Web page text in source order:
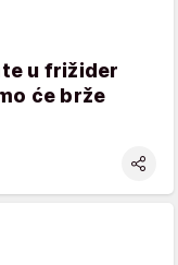
u frižider
će brže